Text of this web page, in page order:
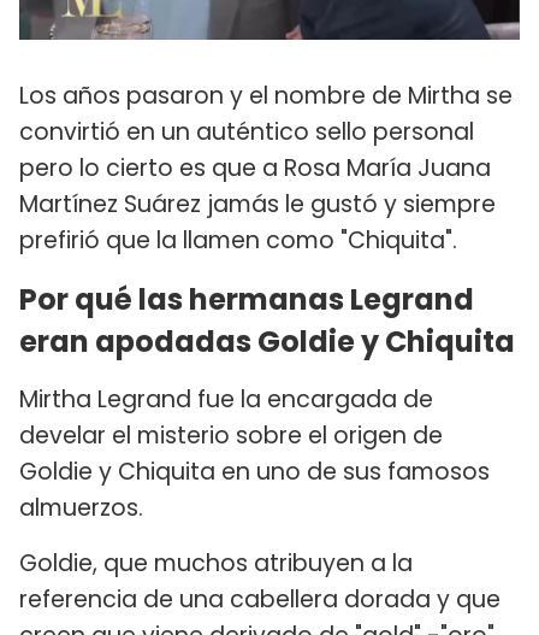
Los años pasaron y el nombre de Mirtha se
convirtió en un auténtico sello personal
pero lo cierto es que a Rosa María Juana
Martínez Suárez jamás le gustó y siempre
prefirió que la llamen como "Chiquita".
Por qué las hermanas Legrand
eran apodadas Goldie y Chiquita
Mirtha Legrand fue la encargada de
develar el misterio sobre el origen de
Goldie y Chiquita en uno de sus famosos
almuerzos.
Goldie, que muchos atribuyen a la
referencia de una cabellera dorada y que